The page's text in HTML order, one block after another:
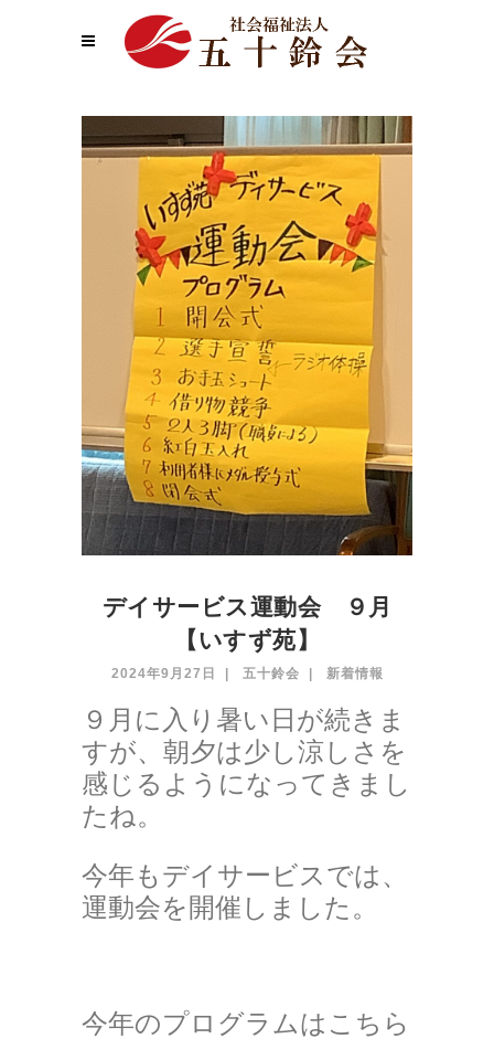
デイサービス運動会 ９月
【いすず苑】
2024年9月27日 五十鈴会 新着情報
９月に入り暑い日が続きま
すが、朝夕は少し涼しさを
感じるようになってきまし
たね。
今年もデイサービスでは、
運動会を開催しました。
今年のプログラムはこちら